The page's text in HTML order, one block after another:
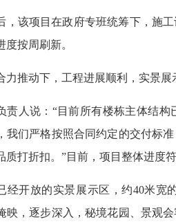
，该项目在政府专班统筹下，施
度按周刷新。
力推动下，工程进展顺利，实景展
责人说：“目前所有楼栋主体结
我们严格按照合同约定的交付标
质打折扣。”目前，项目整体进度
经开放的实景展示区，约40米宽
映，逐步深入，秘境花园、景观